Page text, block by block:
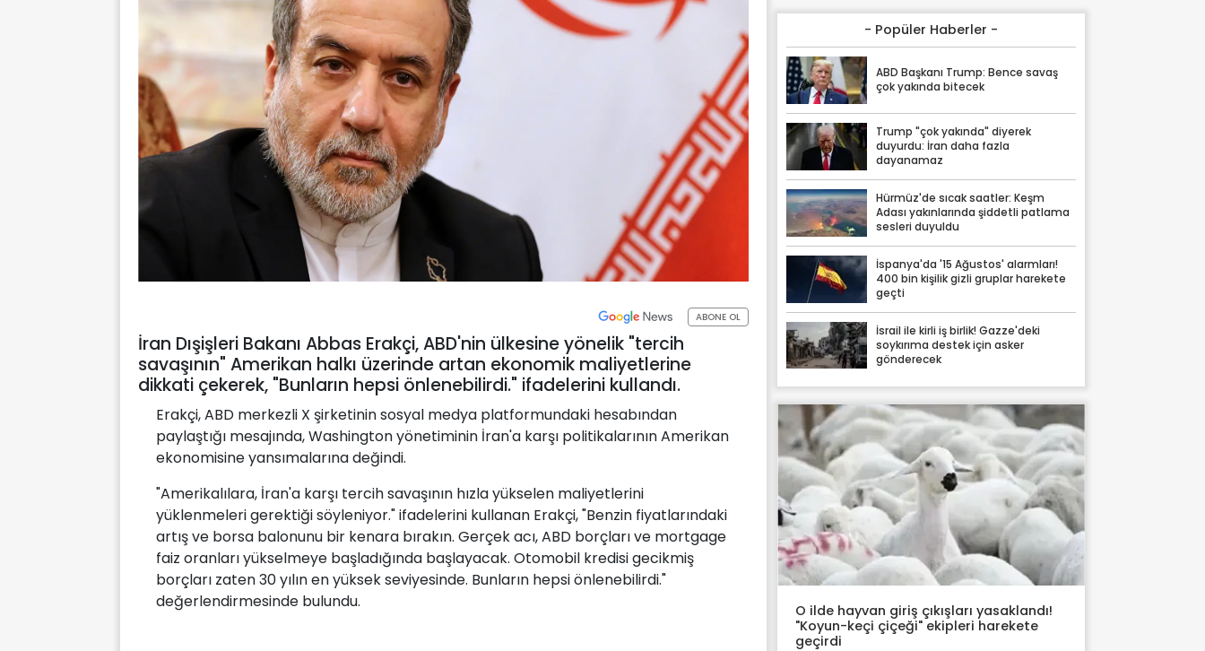
ABONE OL
İran Dışişleri Bakanı Abbas Erakçi, ABD'nin ülkesine yönelik "tercih
savaşının" Amerikan halkı üzerinde artan ekonomik maliyetlerine
dikkati çekerek, "Bunların hepsi önlenebilirdi." ifadelerini kullandı.
Erakçi, ABD merkezli X şirketinin sosyal medya platformundaki hesabından
paylaştığı mesajında, Washington yönetiminin İran'a karşı politikalarının Amerikan
ekonomisine yansımalarına değindi.
"Amerikalılara, İran'a karşı tercih savaşının hızla yükselen maliyetlerini
yüklenmeleri gerektiği söyleniyor." ifadelerini kullanan Erakçi, "Benzin fiyatlarındaki
artış ve borsa balonunu bir kenara bırakın. Gerçek acı, ABD borçları ve mortgage
faiz oranları yükselmeye başladığında başlayacak. Otomobil kredisi gecikmiş
borçları zaten 30 yılın en yüksek seviyesinde. Bunların hepsi önlenebilirdi."
değerlendirmesinde bulundu.
- Popüler Haberler -
ABD Başkanı Trump: Bence savaş
çok yakında bitecek
Trump "çok yakında" diyerek
duyurdu: İran daha fazla
dayanamaz
Hürmüz'de sıcak saatler: Keşm
Adası yakınlarında şiddetli patlama
sesleri duyuldu
İspanya'da '15 Ağustos' alarmları!
400 bin kişilik gizli gruplar harekete
geçti
İsrail ile kirli iş birlik! Gazze'deki
soykırıma destek için asker
gönderecek
O ilde hayvan giriş çıkışları yasaklandı!
"Koyun-keçi çiçeği" ekipleri harekete
geçirdi